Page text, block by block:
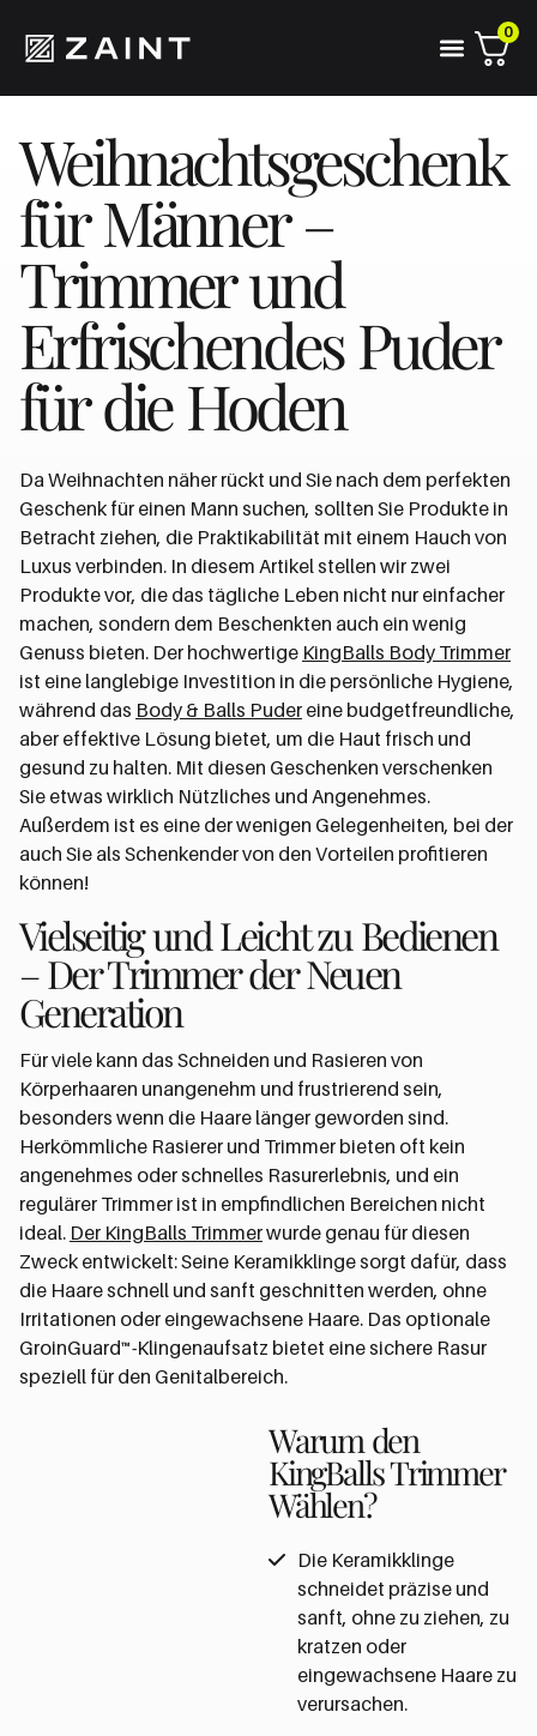
0
Weihnachtsgeschenk
für Männer –
Trimmer und
Erfrischendes Puder
für die Hoden
Da Weihnachten näher rückt und Sie nach dem perfekten
Geschenk für einen Mann suchen, sollten Sie Produkte in
Betracht ziehen, die Praktikabilität mit einem Hauch von
Luxus verbinden. In diesem Artikel stellen wir zwei
Produkte vor, die das tägliche Leben nicht nur einfacher
machen, sondern dem Beschenkten auch ein wenig
Genuss bieten. Der hochwertige KingBalls Body Trimmer
ist eine langlebige Investition in die persönliche Hygiene,
während das Body & Balls Puder eine budgetfreundliche,
aber effektive Lösung bietet, um die Haut frisch und
gesund zu halten. Mit diesen Geschenken verschenken
Sie etwas wirklich Nützliches und Angenehmes.
Außerdem ist es eine der wenigen Gelegenheiten, bei der
auch Sie als Schenkender von den Vorteilen profitieren
können!
Vielseitig und Leicht zu Bedienen
– Der Trimmer der Neuen
Generation
Für viele kann das Schneiden und Rasieren von
Körperhaaren unangenehm und frustrierend sein,
besonders wenn die Haare länger geworden sind.
Herkömmliche Rasierer und Trimmer bieten oft kein
angenehmes oder schnelles Rasurerlebnis, und ein
regulärer Trimmer ist in empfindlichen Bereichen nicht
ideal. Der KingBalls Trimmerwurde genau für diesen
Zweck entwickelt: Seine Keramikklinge sorgt dafür, dass
die Haare schnell und sanft geschnitten werden, ohne
Irritationen oder eingewachsene Haare. Das optionale
GroinGuard™-Klingenaufsatz bietet eine sichere Rasur
speziell für den Genitalbereich.
Warum den
KingBalls Trimmer
Wählen?
Die Keramikklinge
schneidet präzise und
sanft, ohne zu ziehen, zu
kratzen oder
eingewachsene Haare zu
verursachen.